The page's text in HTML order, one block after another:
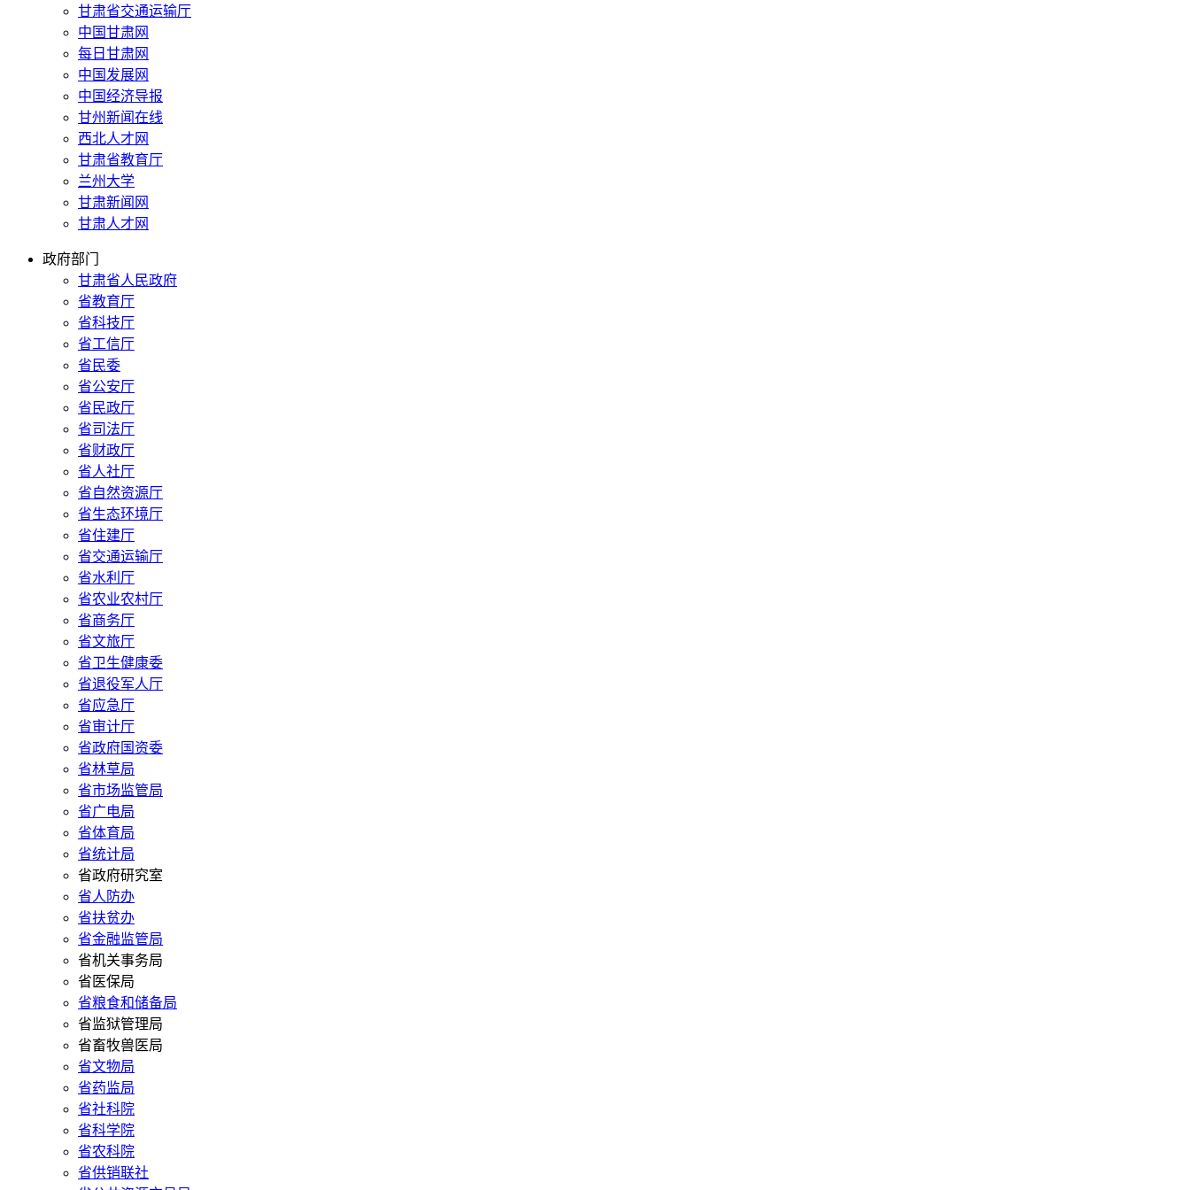
甘肃省交通运输厅
中国甘肃网
每日甘肃网
中国发展网
中国经济导报
甘州新闻在线
西北人才网
甘肃省教育厅
兰州大学
甘肃新闻网
甘肃人才网
政府部门
甘肃省人民政府
省教育厅
省科技厅
省工信厅
省民委
省公安厅
省民政厅
省司法厅
省财政厅
省人社厅
省自然资源厅
省生态环境厅
省住建厅
省交通运输厅
省水利厅
省农业农村厅
省商务厅
省文旅厅
省卫生健康委
省退役军人厅
省应急厅
省审计厅
省政府国资委
省林草局
省市场监管局
省广电局
省体育局
省统计局
省政府研究室
省人防办
省扶贫办
省金融监管局
省机关事务局
省医保局
省粮食和储备局
省监狱管理局
省畜牧兽医局
省文物局
省药监局
省社科院
省科学院
省农科院
省供销联社